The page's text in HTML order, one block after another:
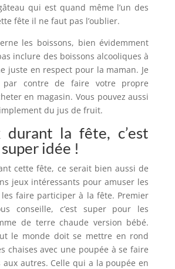
qui est quand même l’un des
fête il ne faut pas l’oublier.
les boissons, bien évidemment
inclure des boissons alcooliques à
juste en respect pour la maman. Je
par contre de faire votre propre
en magasin. Vous pouvez aussi
du jus de fruit.
durant la fête, c’est
idée !
fête, ce serait bien aussi de
jeux intéressants pour amuser les
faire participer à la fête. Premier
conseille, c’est super pour les
de terre chaude version bébé.
le monde doit se mettre en rond
chaises avec une poupée à se faire
aux autres. Celle qui a la poupée en